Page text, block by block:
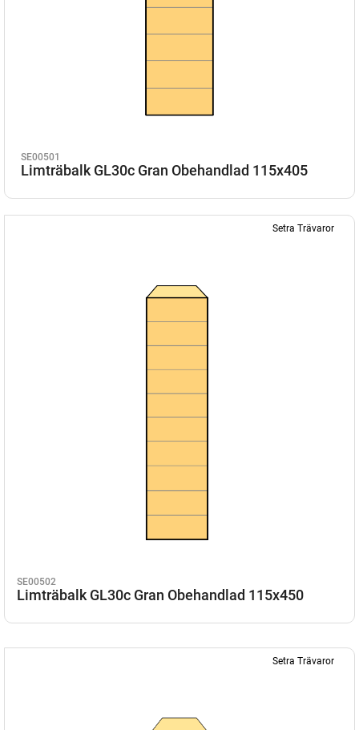
SE00501
Limträbalk GL30c Gran Obehandlad 115x405
Setra Trävaror
SE00502
Limträbalk GL30c Gran Obehandlad 115x450
Setra Trävaror